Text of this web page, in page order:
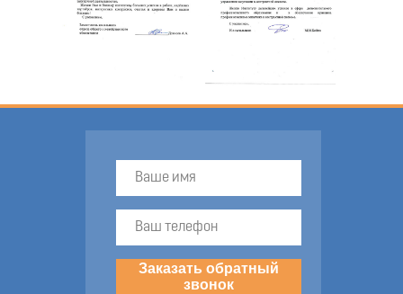
Заказать обратный
звонок